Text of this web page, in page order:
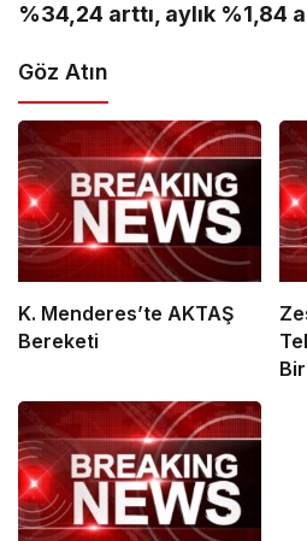
%34,24 arttı, aylık %1,84
Göz Atın
K. Menderes’te AKTAŞ
Bereketi